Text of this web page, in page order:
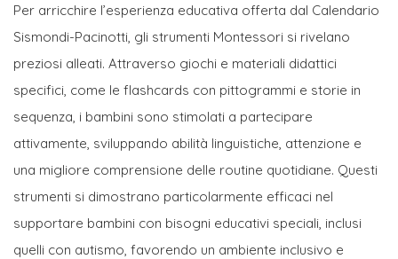
Per arricchire l’esperienza educativa offerta dal Calendario
Sismondi-Pacinotti, gli strumenti Montessori si rivelano
preziosi alleati. Attraverso giochi e materiali didattici
specifici, come le flashcards con pittogrammi e storie in
sequenza, i bambini sono stimolati a partecipare
attivamente, sviluppando abilità linguistiche, attenzione e
una migliore comprensione delle routine quotidiane. Questi
strumenti si dimostrano particolarmente efficaci nel
supportare bambini con bisogni educativi speciali, inclusi
quelli con autismo, favorendo un ambiente inclusivo e